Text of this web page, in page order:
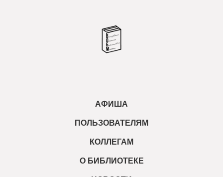
АФИША
ПОЛЬЗОВАТЕЛЯМ
КОЛЛЕГАМ
О БИБЛИОТЕКЕ